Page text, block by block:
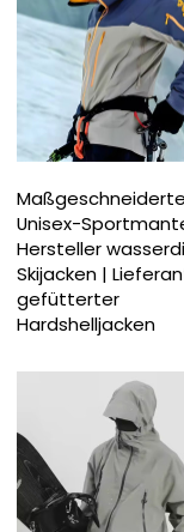
Unisex-
Hersteller
Skijacken |
gefütterter
Hardshelljacken